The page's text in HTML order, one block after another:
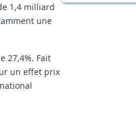
1,4 milliard
une
27,4%. Fait
un effet prix